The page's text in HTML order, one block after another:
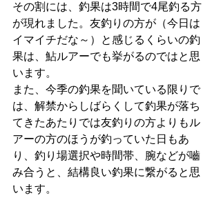
その割には、釣果は3時間で4尾釣る方
が現れました。友釣りの方が（今日は
イマイチだな～）と感じるくらいの釣
果は、鮎ルアーでも挙がるのではと思
います。
また、今季の釣果を聞いている限りで
は、解禁からしばらくして釣果が落ち
てきたあたりでは友釣りの方よりもル
アーの方のほうが釣っていた日もあ
り、釣り場選択や時間帯、腕などが嚙
み合うと、結構良い釣果に繋がると思
います。